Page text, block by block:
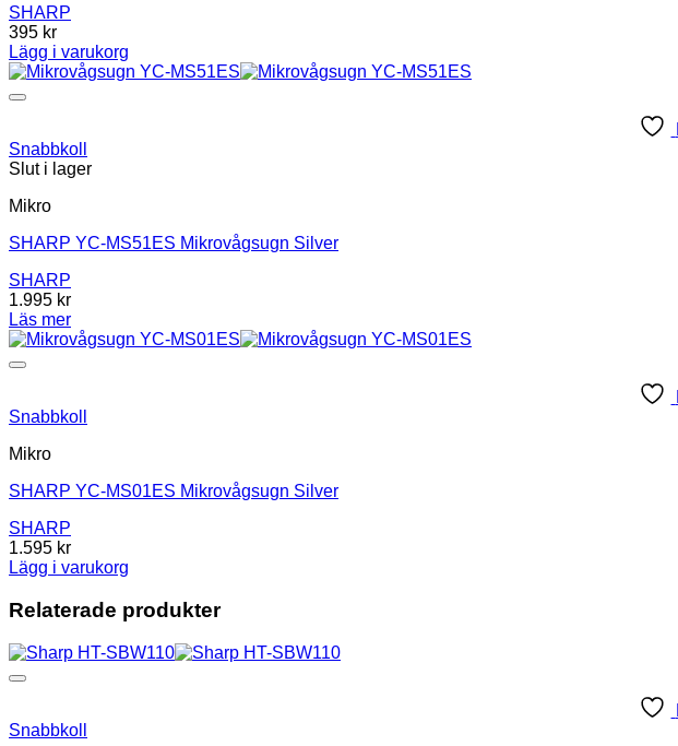
SHARP
395 kr
Lägg i varukorg
Snabbkoll
Slut i lager
Mikro
SHARP YC-MS51ES Mikrovågsugn Silver
SHARP
1.995 kr
Läs mer
Snabbkoll
Mikro
SHARP YC-MS01ES Mikrovågsugn Silver
SHARP
1.595 kr
Lägg i varukorg
Relaterade produkter
Snabbkoll